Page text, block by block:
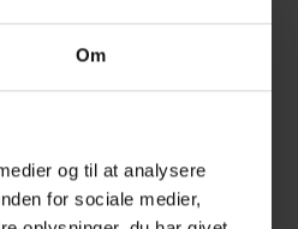
Om
og til at analysere
for sociale medier,